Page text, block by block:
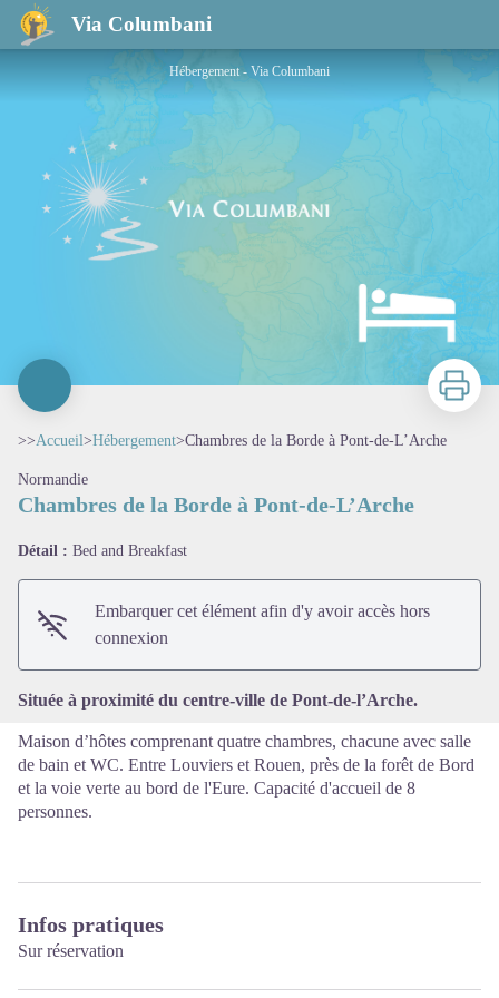
Via Columbani
Chambres de la Borde à Pont-de-L’Arche
Hébergement - Via Columbani
Imprimer
>>Accueil>Hébergement>Chambres de la Borde à Pont-de-L’Arche
Normandie
Chambres de la Borde à Pont-de-L’Arche
Détail : Bed and Breakfast
Embarquer cet élément afin d'y avoir accès hors
connexion
Située à proximité du centre-ville de Pont-de-l’Arche.
Maison d’hôtes comprenant quatre chambres, chacune avec salle
de bain et WC. Entre Louviers et Rouen, près de la forêt de Bord
et la voie verte au bord de l'Eure. Capacité d'accueil de 8
personnes.
Infos pratiques
Sur réservation